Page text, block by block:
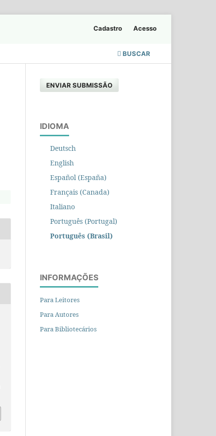
BUSCAR
Cadastro Acesso
ENVIAR SUBMISSÃO
IDIOMA
Deutsch
English
Español (España)
Français (Canada)
Italiano
Português (Portugal)
Português (Brasil)
INFORMAÇÕES
Para Leitores
Para Autores
Para Bibliotecários